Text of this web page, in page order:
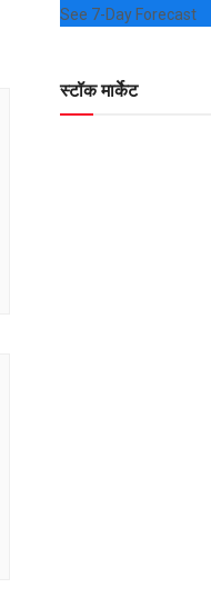
See 7-Day Forecast
स्टॉक मार्केट